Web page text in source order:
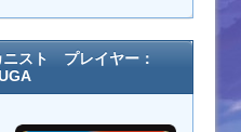
ニスト プレイヤー：